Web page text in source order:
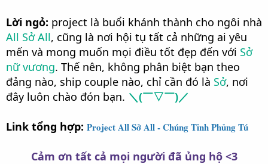
Lời ngỏ: project là buổi khánh thành cho ngôi nhà
All Sở All, cũng là nơi hội tụ tất cả những ai yêu
mến và mong muốn mọi điều tốt đẹp đến với Sở
nữ vương. Thế nên, không phân biệt bạn theo
đảng nào, ship couple nào, chỉ cần đó là Sở, nơi
đây luôn chào đón bạn. ＼(￣▽￣)／
Link tổng hợp: Project All Sở All - Chúng Tinh Phủng Tú
Cảm ơn tất cả mọi người đã ủng hộ <3